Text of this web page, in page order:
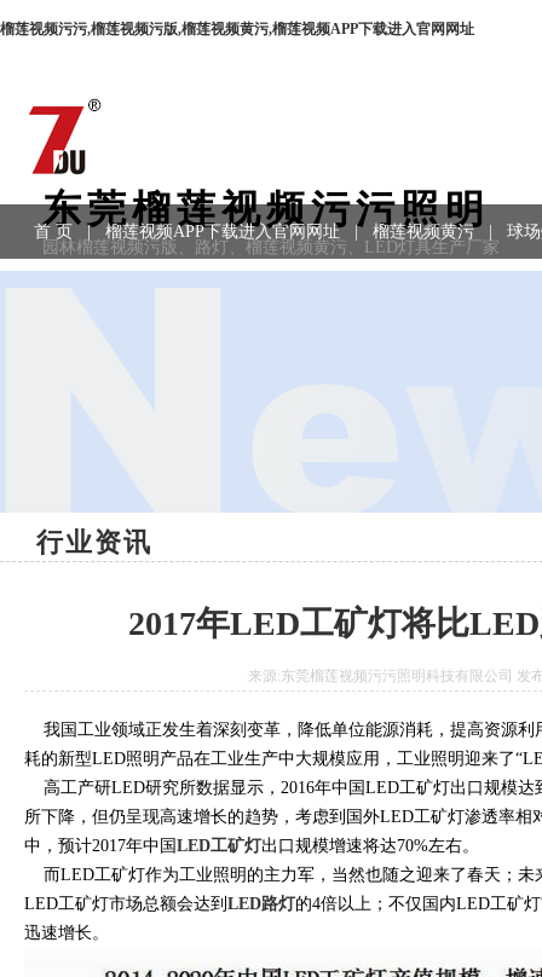
榴莲视频污污,榴莲视频污版,榴莲视频黄污,榴莲视频APP下载进入官网网址
东莞榴莲视频污污照明
园林榴莲视频污版、路灯、榴莲视频黄污、LED灯具生产厂家
首 页 | 榴莲视频APP下载进入官网网址 | 榴莲视频黄污 球
行业资讯
2017年LED工矿灯将比
来源:东莞榴莲视频污污照明科技有限公司 发
我国工业领域正发生着深刻变革，降低单位能源消耗，提高资源利用率
耗的新型LED照明产品在工业生产中大规模应用，工业照明迎来了“LED
高工产研LED研究所数据显示，2016年中国LED工矿灯出口规模达到
所下降，但仍呈现高速增长的趋势，考虑到国外LED工矿灯渗透率
中，预计2017年中国LED工矿灯出口规模增速将达70%左右。
而LED工矿灯作为工业照明的主力军，当然也随之迎来了春天；
LED工矿灯市场总额会达到 LED路灯的4倍以上；不仅国内LED工矿
迅速增长。